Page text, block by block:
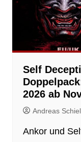
Self
2026 ab
Andreas
Ankor und